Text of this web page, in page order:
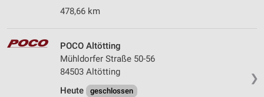
478,66 km
❯
POCO Altötting
Mühldorfer Straße 50-56
84503 Altötting
Heute
geschlossen